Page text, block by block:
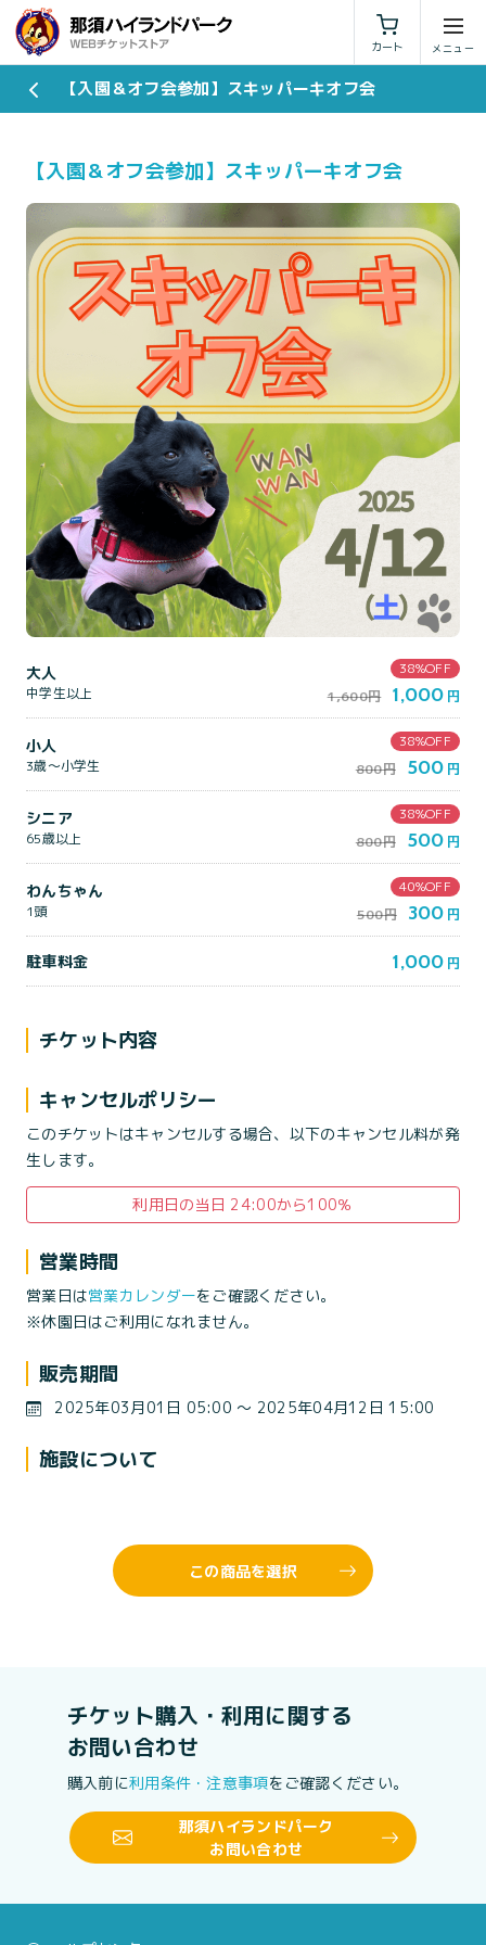
カート
利用規約 特定商取引法に基づく表示
【入園＆オフ会参加】スキッパーキオフ会
【入園＆オフ会参加】スキッパーキオフ会
大人
中学生以上
38%OFF
1,600円
1,000 円
小人
3歳～小学生
38%OFF
800円
500 円
シニア
65歳以上
38%OFF
800円
500 円
わんちゃん
1頭
40%OFF
500円
300 円
駐車料金 1,000 円
チケット内容
キャンセルポリシー
このチケットはキャンセルする場合、以下のキャンセル料が発
生します。
利用日の当日 24:00から100％
営業時間
営業日は営業カレンダーをご確認ください。
※休園日はご利用になれません。
販売期間
2025年03月01日 05:00 〜 2025年04月12日 15:00
施設について
この商品を選択
チケット購入・利用に関する
お問い合わせ
購入前に利用条件・注意事項をご確認ください。
那須ハイランドパーク
お問い合わせ